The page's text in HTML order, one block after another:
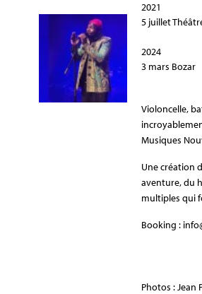
2021
5 juillet
2024
3 mars Bozar
Violoncelle,
Musiques
Une création
aventure, du
multiples qui
Booking :
Photos : Jean